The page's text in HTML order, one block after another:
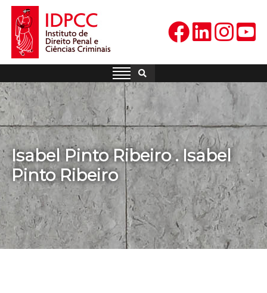
Skip
content
IDPCC
Instituto de Direito Penal e
Isabel Pinto Ribeiro . Isabel
Pinto Ribeiro